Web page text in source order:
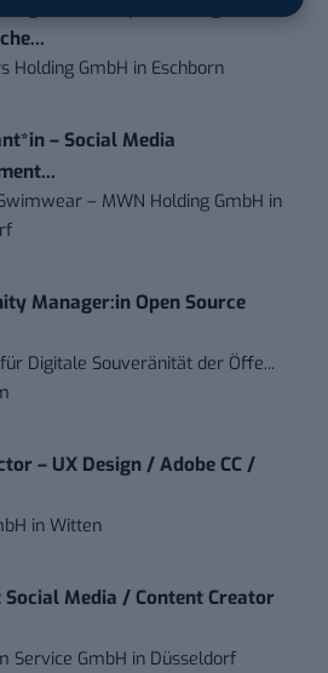
Holding GmbH in Eschborn
– Social Media
– MWN Holding GmbH in
Manager:in Open Source
Digitale Souveränität der Öffe...
– UX Design / Adobe CC /
inWitten
Social Media / Content Creator
Service GmbH in Düsseldorf